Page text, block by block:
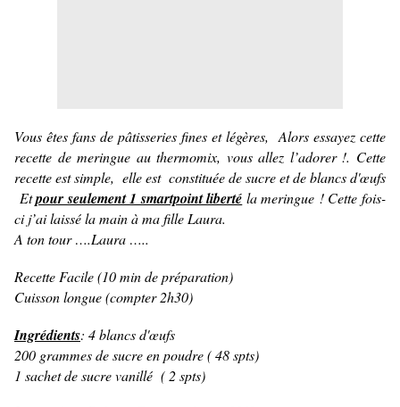
Vous êtes fans de pâtisseries fines et légères, Alors essayez cette
recette de meringue au thermomix, vous allez l’adorer !. Cette
recette est simple, elle est constituée de sucre et de blancs d'œufs
Etpour seulement 1 smartpoint liberté la meringue ! Cette fois-
ci j’ai laissé la main à ma fille Laura.
A ton tour ….Laura …..
Recette Facile (10 min de préparation)
Cuisson longue (compter 2h30)
Ingrédients: 4 blancs d'œufs
200 grammes de sucre en poudre ( 48 spts)
1 sachet de sucre vanillé ( 2 spts)